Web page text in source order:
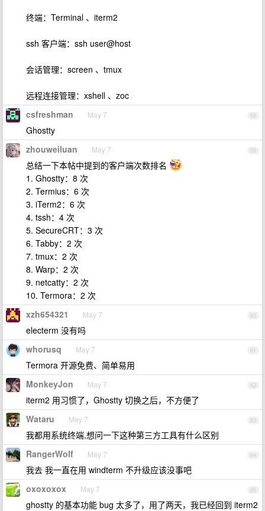
终端：Terminal 、iterm2
ssh 客户端：ssh user@host
会话管理：screen 、tmux
远程连接管理：xshell 、zoc
58
csfreshman May 7
Ghostty
59
zhouweiluan May 7
总结一下本帖中提到的客户端次数排名
1. Ghostty：8 次
2. Termius：6 次
3. iTerm2：6 次
4. tssh：4 次
5. SecureCRT：3 次
6. Tabby：2 次
7. tmux：2 次
8. Warp：2 次
9. netcatty：2 次
10. Termora：2 次
60
xzh654321 May 7
electerm 没有吗
61
whorusq May 7
Termora 开源免费、简单易用
62
MonkeyJon May 7
iterm2 用习惯了，Ghostty 切换之后，不方便了
63
Wataru May 7
我都用系统终端,想问一下这种第三方工具有什么区别
64
RangerWolf May 7
我去 我一直在用 windterm 不升级应该没事吧
65
oxoxoxox May 7
ghostty 的基本功能 bug 太多了，用了两天，我已经回到 iterm2